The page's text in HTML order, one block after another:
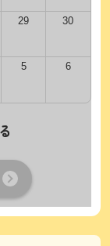
29 30
5 6